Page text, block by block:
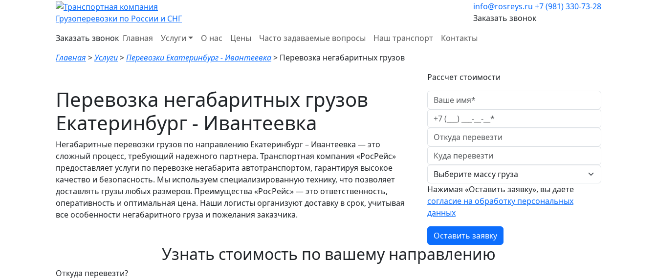
Грузоперевозки по России и СНГ
info@rosreys.ru +7 (981) 330-73-28
Заказать звонок
Заказать звонок Главная Услуги О нас Цены Часто задаваемые вопросы Наш транспорт
Контакты
Главная >Услуги>Перевозки Екатеринбург - Ивантеевка> Перевозка негабаритных грузов
Перевозка негабаритных грузов
Екатеринбург - Ивантеевка
Негабаритные перевозки грузов по направлению Екатеринбург – Ивантеевка — это
сложный процесс, требующий надежного партнера. Транспортная компания «РосРейс»
предоставляет услуги по перевозке негабарита автотранспортом, гарантируя высокое
качество и безопасность. Мы используем специализированную технику, что позволяет
доставлять грузы любых размеров. Преимущества «РосРейс» — это ответственность,
оперативность и оптимальная цена. Наши логисты организуют доставку в срок, учитывая
все особенности негабаритного груза и пожелания заказчика.
Рассчет стоимости
Нажимая «Оставить заявку», вы даете
согласие на обработку персональных
данных
Оставить заявку
Узнать стоимость по вашему направлению
Откуда перевезти?